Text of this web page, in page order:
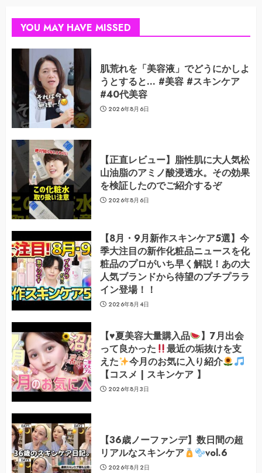
YOU MAY HAVE MISSED
肌荒れを「美容液」でどうにかしよ
うとすると… #美容 #スキンケア
#40代美容
2026年8月6日
【正直レビュー】脂性肌に大人気松
山油脂のアミノ酸浸透水。その効果
を検証したのでご紹介するぞ
2026年8月6日
【8月・9月新作スキンケア5選】今
季大注目の新作化粧品ニュースを化
粧品のプロがいち早く解説！あの大
人気ブランドから待望のプチプララ
イン登場！！
2026年8月4日
【♥️夏美容大量購入品
】7月出会
って良かった
最近の垢抜けを支
えた
今月のお気に入り紹介
【コスメ | スキンケア 】
2026年8月3日
【36歳ノーファンデ】数日間の超
リアルなスキンケア
vol.6
2026年8月2日